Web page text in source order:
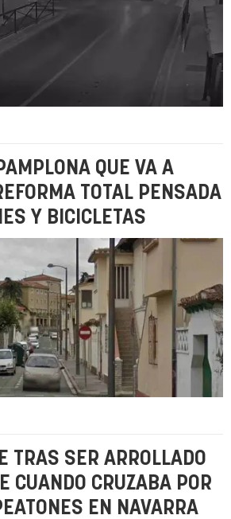
QUE VA A
TOTAL PENSADA
Y BICICLETAS
TRAS SER ARROLLADO
CUANDO CRUZABA POR
EN NAVARRA